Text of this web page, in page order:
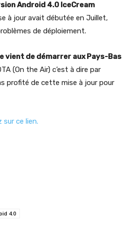
Android 4.0 IceCream
à jour avait débutée en Juillet,
de déploiement.
vient de démarrer aux Pays-Bas
(On the Air) c’est à dire par
profité de cette mise à jour pour
sur ce lien.
4.0